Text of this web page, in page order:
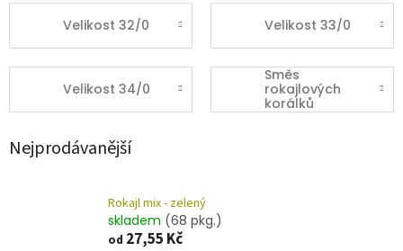
Velikost 32/0 Velikost 33/0
Velikost 34/0
Směs
rokajlových
korálků
Nejprodávanější
Rokajl mix - zelený
skladem (68 pkg.)
od 27,55 Kč